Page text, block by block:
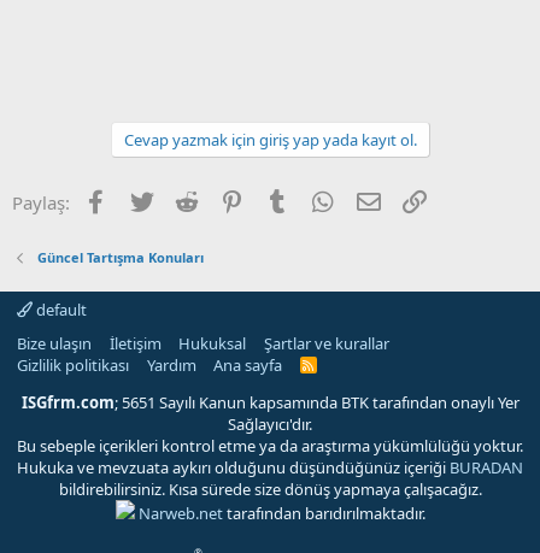
Cevap yazmak için giriş yap yada kayıt ol.
Paylaş: Facebook
Twitter Reddit PinterestTumblr WhatsApp
E-posta
Güncel Tartışma Konuları
default
Bize ulaşın
İletişim Hukuksal
Şartlar ve kurallar
Gizlilik politikası
Yardım Ana sayfa
R
S
ISGfrm.com; 5651 Sayılı Kanun kapsamında BTK tarafından onaylı Yer
Sağlayıcı'dır.
Bu sebeple içerikleri kontrol etme ya da araştırma yükümlülüğü yoktur.
Hukuka ve mevzuata aykırı olduğunu düşündüğünüz içeriği BURADAN
bildirebilirsiniz. Kısa sürede size dönüş yapmaya çalışacağız.
Narweb.nettarafından barıdırılmaktadır.